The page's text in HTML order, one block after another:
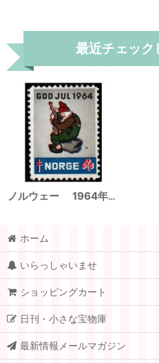
最近チェック
ノルウェー 1964年 クリスマスシール
ホーム
いらっしゃいませ
ショッピングカート
日刊・小さな宝物庫
最新情報メールマガジン